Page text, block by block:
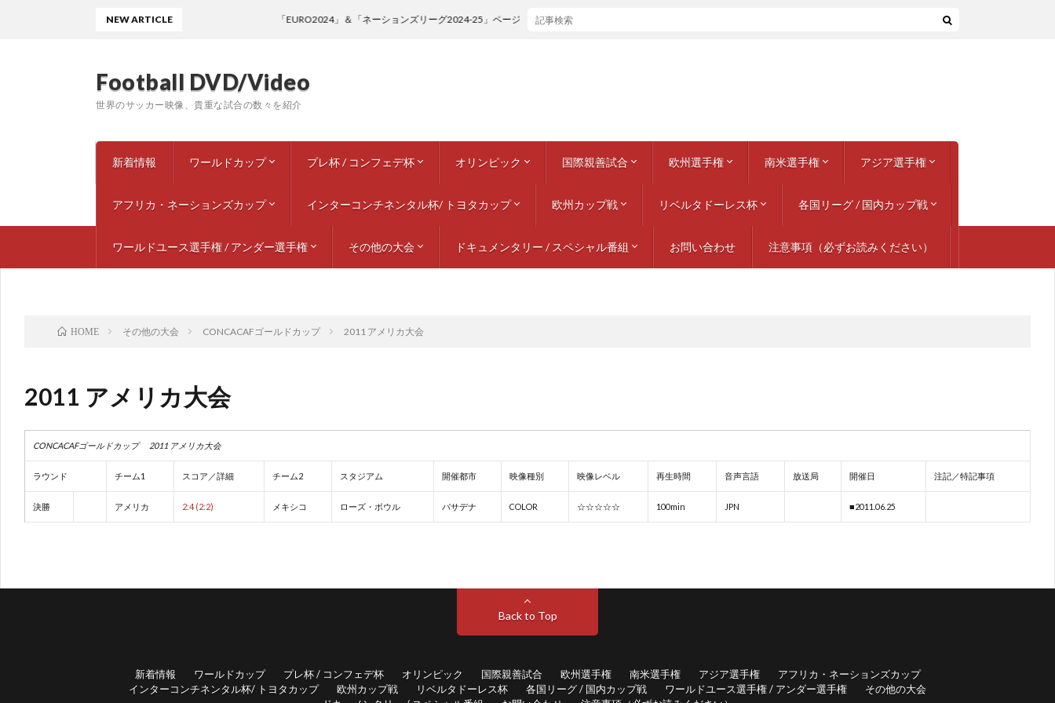
Football DVD/Video
世界のサッカー映像、貴重な試合の数々を紹介
新着情報 ワールドカップ
1950 ブラジル
1954 スイス
1958 スウェーデン
1962 チリ
1966 イングランド
1970 メキシコ
1974 西ドイツ
1978 アルゼンチン
1982 スペイン
1986 メキシコ
1990 イタリア
1994 アメリカ
1998 フランス
2002 韓国 / 日本
2006 ドイツ
2010 南アフリカ
2014 ブラジル
2018 ロシア
2022 カタール
2026 北中米大会
ドキュメンタリー / スペシャル番組
プレ杯 / コンフェデ杯
1972 インディペンデンスカップ
1980 ムンディアリート
1985 アステカ2000トーナメント
1985 インターコンチネンタル・カップ (☾)
1992 キング・ファハド・カップ
1993 インターコンチネンタル・カップ (☾)
1995 キング・ファハド・カップ
1997 (1988) トゥルノワ・ド・フランス
1997 コンフェデレーションズカップ / サウジアラビア
1999 コンフェデレーションズカップ / メキシコ
2001 コンフェデレーションズカップ / 韓国・日本
2003 コンフェデレーションズカップ / フランス
2005 コンフェデレーションズカップ / ドイツ
2009 コンフェデレーションズカップ / 南アフリカ
2013 コンフェデレーションズカップ / ブラジル
2017 コンフェデレーションズカップ / ロシア
2022 インターコンチネンタル・カップ (☾)
オリンピック
1928 アムステルダム
1960 ローマ
1964 東京
1968 メキシコシティー
1972 ミュンヘン
1976 モントリオール
1980 モスクワ
1984 ロサンゼルス
1988 ソウル
1992 バルセロナ
1996 アトランタ
2000 シドニー
2004 アテネ
2008 北京
2012 ロンドン
2016 リオデジャネイロ
2020 東京
2024 パリ
国際親善試合
1930 – 1939
1940 – 1949
1950 – 1959
1960 – 1969
1970 – 1979
1980 – 1989
1990 – 1999
2000 – 2009
2010 – 2019
2020 – 2029
欧州選手権
1960 フランス
1964 スペイン
1968 イタリア
1972 ベルギー
1976 ユーゴスラビア
1980 イタリア
1984 フランス
1988 西ドイツ
1992 スウェーデン
1996 イングランド
2000 ベルギー / オランダ
2004 ポルトガル
2008 スイス / オーストリア
2012 ポーランド / ウクライナ
2016 フランス
ネーションズリーグ 2018-19
EURO2020 11都市開催
ネーションズリーグ 2020-21
ネーションズリーグ 2022-23
EURO2024 ドイツ
UEFAネーションズリーグ 2024-25
南米選手権
1957 ペルー
1959 アルゼンチン
1975 第30回
1979 第31回
1983 第32回
1987 アルゼンチン
1989 ブラジル
1991 チリ
1993 エクアドル
1995 ウルグアイ
1997 ボリビア
1999 パラグアイ
2001 コロンビア
2004 ペルー
2007 ベネズエラ
2011 アルゼンチン
2015 チリ
2016 センテナリオ / アメリカ
2019 ブラジル
2021 ブラジル
2024 アメリカ
アジア選手権
AFCアジア・カップ
アジア競技大会 (サッカー競技)
ダイナスティ・カップ
東アジア選手権 / EAFF
AFC U-23選手権
AFC U-19選手権
アフリカ・ネーションズカップ
1988 モロッコ
2010 アンゴラ
インターコンチネンタル杯/ トヨタカップ
1960 – 1969
1970 – 1979
1980 – 1989
1990 – 1999
2000 – 2009
2010 – 2019
2020 – 2029
欧州カップ戦
チャンピオンズカップ / チャンピオンズリーグ
カップウィナーズカップ
UEFAカップ / ヨーロッパリーグ
スーパーカップ
リベルタドーレス杯
1960 – 1969
1970 – 1979
1980 – 1989
1990 – 1999
2000 – 2009
2010 – 2019
2020 – 2029
各国リーグ / 国内カップ戦
イタリア
イングランド
オランダ
スコットランド
スペイン
ドイツ
フランス
アルゼンチン
ブラジル
北米 / アメリカ
日本、その他の国
ワールドユース選手権 / アンダー選手権 その他の大会 ドキュメンタリー / スペシャル番組 お問い合わせ 注意事項（必ずお読みください）
NEW ARTICLE 「EURO2024」＆「ネーションズリーグ2024-25」ページ追加しました。
HOME その他の大会 CONCACAFゴールドカップ 2011 アメリカ大会
2011 アメリカ大会
CONCACAFゴールドカップ 2011 アメリカ大会
ラウンド チーム1 スコア／詳細 チーム2 スタジアム 開催都市 映像種別 映像レベル 再生時間 音声言語 放送局 開催日 注記／特記事項
決勝 アメリカ 2:4 (2:2) メキシコ ローズ・ボウル パサデナ COLOR ☆☆☆☆☆ 100min JPN ■2011.06.25
Back to Top
新着情報 ワールドカップ プレ杯 / コンフェデ杯 オリンピック 国際親善試合 欧州選手権 南米選手権 アジア選手権
アフリカ・ネーションズカップ
インターコンチネンタル杯/ トヨタカップ
欧州カップ戦 リベルタドーレス杯 各国リーグ / 国内カップ戦 ワールドユース選手権 / アンダー選手権
その他の大会